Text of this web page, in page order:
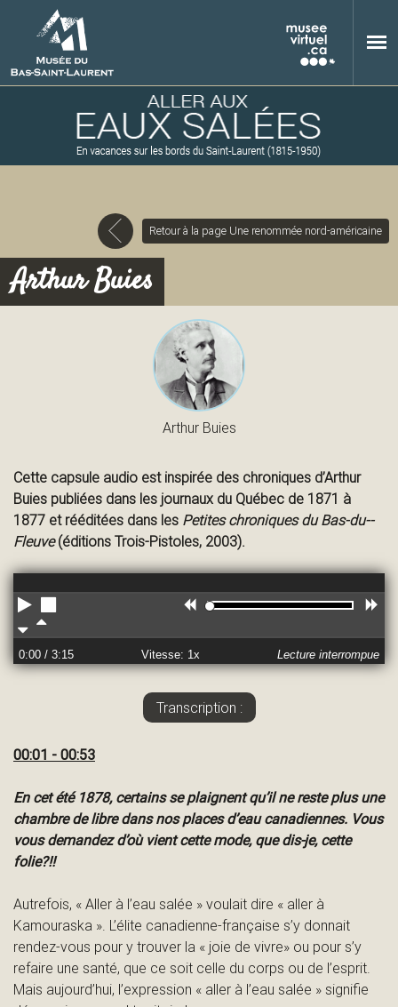
M
e
d
B
s
Retour à la page Une renommée nord-américaine
Arthur Buies
Arthur Buies
Cette capsule audio est inspirée des chroniques d’Arthur
Buies publiées dans les journaux du Québec de 1871 à
1877 et rééditées dans les Petites chroniques du Bas-du--
Fleuve(éditions Trois-Pistoles, 2003).
ct
ur
e
R
er
Pl
us
le
en
us
ra
en
0:00 / 3:15 Vitesse: 1x Lecture interrompue
Transcription :
00:01 - 00:53
En cet été 1878, certains se plaignent qu’il ne reste plus une
chambre de libre dans nos places d’eau canadiennes. Vous
vous demandez d’où vient cette mode, que dis-je, cette
folie?!!
Autrefois, « Aller à l’eau salée » voulait dire « aller à
Kamouraska ». L’élite canadienne-française s’y donnait
rendez-vous pour y trouver la « joie de vivre» ou pour s’y
refaire une santé, que ce soit celle du corps ou de l’esprit.
Mais aujourd’hui, l’expression « aller à l’eau salée » signifie